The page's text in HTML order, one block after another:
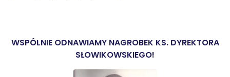
WSPÓLNIE ODNAWIAMY NAGROBEK KS. DYREKTORA
SŁOWIKOWSKIEGO!